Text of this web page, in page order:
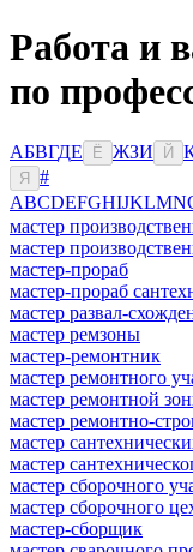
Работа и
по
АБВГДЕ Ё ЖЗИ Й
Я
#
ABCDEFGHIJKLMN
мастер
мастер
мастер-прораб
мастер-прораб
мастер развал-
мастер ремзоны
мастер-ремонтник
мастер ремонтного
мастер ремонтной
мастер ремонтно-
мастер
мастер
мастер сборочного
мастер сборочного
мастер-сборщик